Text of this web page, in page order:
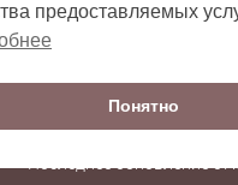
Владимирская областная
Последнее обновление
предоставляемых
Понятно